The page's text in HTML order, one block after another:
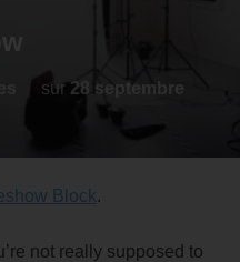
sur 28 septembre
Block.
not really supposed to